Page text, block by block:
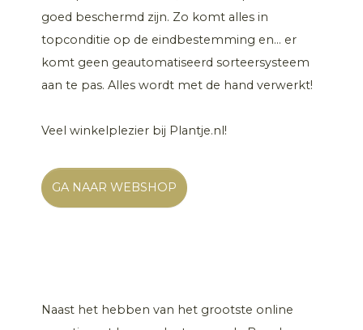
goed beschermd zijn. Zo komt alles in
topconditie op de eindbestemming en... er
komt geen geautomatiseerd sorteersysteem
aan te pas. Alles wordt met de hand verwerkt!
Veel winkelplezier bij Plantje.nl!
GA NAAR WEBSHOP
Naast het hebben van het grootste online